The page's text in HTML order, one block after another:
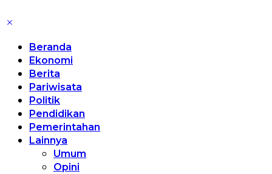
Beranda
Ekonomi
Berita
Pariwisata
Politik
Pendidikan
Pemerintahan
Lainnya
Umum
Opini